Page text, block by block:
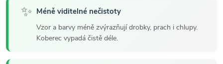
✨ Méně viditelné nečistoty
Vzor a barvy méně zvýrazňují drobky, prach i chlupy.
Koberec vypadá čistě déle.